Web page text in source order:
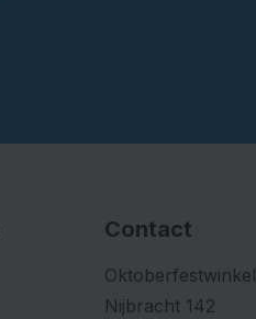
Contact
Oktoberfestwinkel
Nijbracht 142